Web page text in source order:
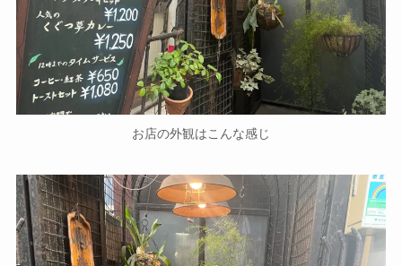
お店の外観はこんな感じ